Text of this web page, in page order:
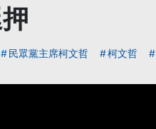
民眾黨主席柯文哲 柯文哲